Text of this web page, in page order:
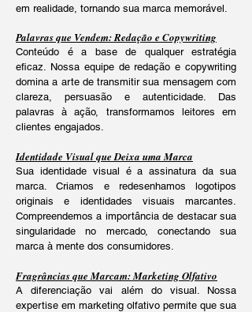
em realidade, tornando sua marca memorável.
Palavras que Vendem: Redação e Copywriting
Conteúdo é a base de qualquer estratégia
eficaz. Nossa equipe de redação e copywriting
domina a arte de transmitir sua mensagem com
clareza, persuasão e autenticidade. Das
palavras à ação, transformamos leitores em
clientes engajados.
Identidade Visual que Deixa uma Marca
Sua identidade visual é a assinatura da sua
marca. Criamos e redesenhamos logotipos
originais e identidades visuais marcantes.
Compreendemos a importância de destacar sua
singularidade no mercado, conectando sua
marca à mente dos consumidores.
Fragrâncias que Marcam: Marketing Olfativo
A diferenciação vai além do visual. Nossa
expertise em marketing olfativo permite que sua